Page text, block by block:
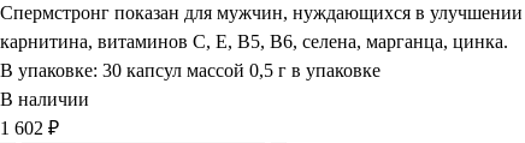
Спермстронг показан для мужчин, нуждающихся в улучшении
карнитина, витаминов С, Е, В5, В6, селена, марганца, цинка.
В упаковке: 30 капсул массой 0,5 г в упаковке
В наличии
1 602 ₽